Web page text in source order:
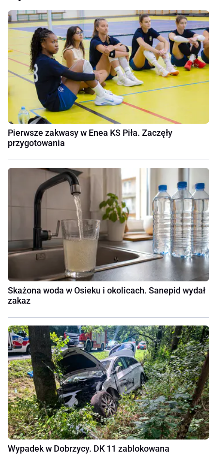
Pierwsze zakwasy w Enea KS Piła. Zaczęły
przygotowania
Skażona woda w Osieku i okolicach. Sanepid wydał
zakaz
Wypadek w Dobrzycy. DK 11 zablokowana